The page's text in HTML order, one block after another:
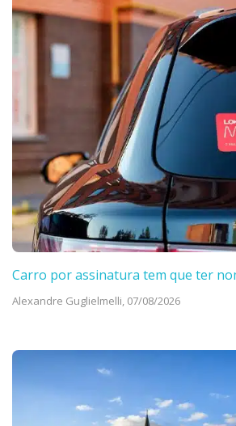
Carro por assinatura tem que ter
Alexandre Guglielmelli, 07/08/2026